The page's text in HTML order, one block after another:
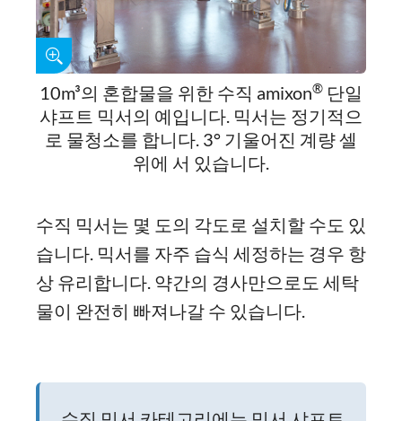
10m³의 혼합물을 위한 수직 amixon® 단일
샤프트 믹서의 예입니다. 믹서는 정기적으
로 물청소를 합니다. 3° 기울어진 계량 셀
위에 서 있습니다.
수직 믹서는 몇 도의 각도로 설치할 수도 있
습니다. 믹서를 자주 습식 세정하는 경우 항
상 유리합니다. 약간의 경사만으로도 세탁
물이 완전히 빠져나갈 수 있습니다.